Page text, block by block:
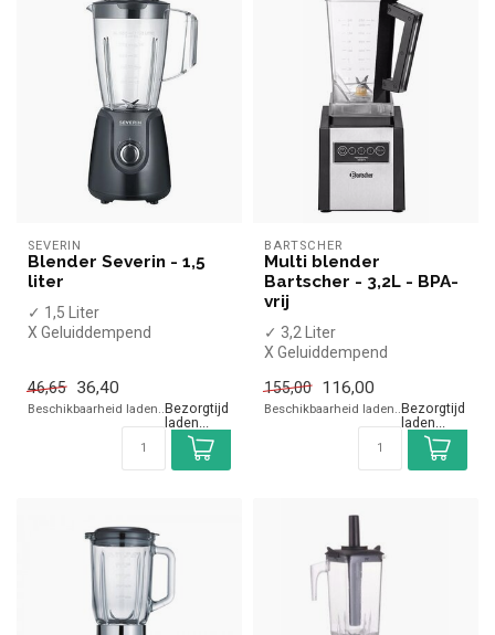
SEVERIN
Blender Severin - 1,5
liter
✓ 1,5 Liter
X Geluiddempend
✓ Pulse funct...
46,65 36,40
Beschikbaarheid laden..
BARTSCHER
Multi blender
Bartscher - 3,2L - BPA-
vrij
✓ 3,2 Liter
X Geluiddempend
✓ Handmatige bediening
✓ Pu...
155,00 116,00
Beschikbaarheid laden..